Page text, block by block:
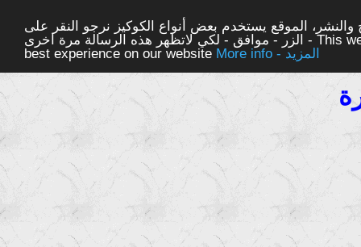
الموقع يستخدم بعض أنواع الكوكيز نرجو النقر على
الزر - موافق - لكي لاتظهر هذه الرسالة مرة اخرى - This website uses cookies to ensure you get the
best experience on our website
More info - المزيد